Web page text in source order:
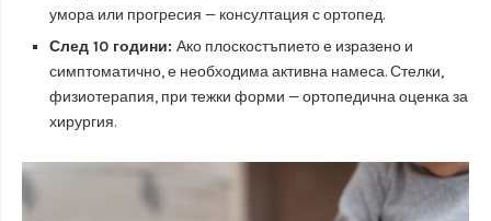
умора или прогресия — консултация с ортопед.
След 10 години: Ако плоскостъпието е изразено и
симптоматично, е необходима активна намеса. Стелки,
физиотерапия, при тежки форми — ортопедична оценка за
хирургия.